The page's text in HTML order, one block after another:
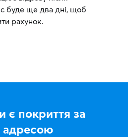
буде ще два дні, щоб
рахунок.
є покриття за